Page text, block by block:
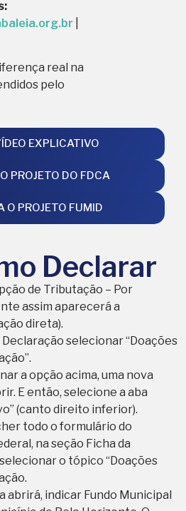
real na
pelo
EXPLICATIVO
PROJETO DO FDCA
O PROJETO FUMID
Declarar
de Tributação – Por
assim aparecerá a
direta).
Declaração selecionar “Doações
a opção acima, uma nova
E então, selecione a aba
(canto direito inferior).
todo o formulário do
na seção Ficha da
o tópico “Doações
abrirá, indicar Fundo Municipal